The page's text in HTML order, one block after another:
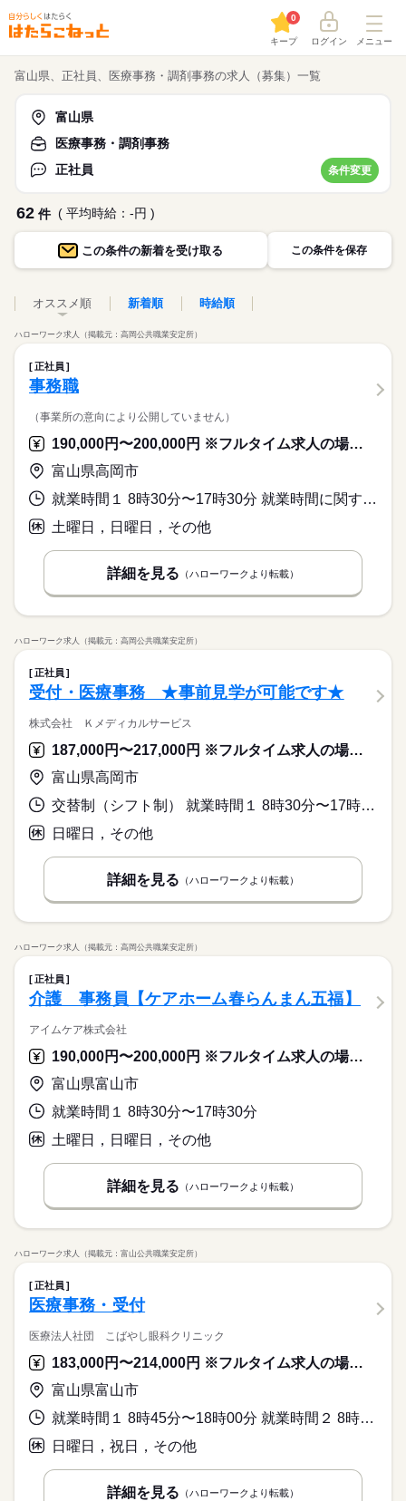
キープ
0
ログイン メニュー
富山県、正社員、医療事務・調剤事務の求人（募集）一覧
富山県
医療事務・調剤事務
正社員
条件変更
62 件 ( 平均時給：-円 )
この条件の新着を受け取る この条件を保存
オススメ順 新着順 時給順
ハローワーク求人（掲載元：高岡公共職業安定所）
正社員
事務職
（事業所の意向により公開していません）
190,000円〜200,000円 ※フルタイム求人の場合は月額（換算額）、パート求人の場合は時間額を表示しています。
富山県高岡市
就業時間１ 8時30分〜17時30分 就業時間に関する特記事項 ＊就業時間は相談に応じます。
土曜日，日曜日，その他
詳細を見る （ハローワークより転載）
ハローワーク求人（掲載元：高岡公共職業安定所）
正社員
受付・医療事務 ★事前見学が可能です★
株式会社 Ｋメディカルサービス
187,000円〜217,000円 ※フルタイム求人の場合は月額（換算額）、パート求人の場合は時間額を表示しています。
富山県高岡市
交替制（シフト制） 就業時間１ 8時30分〜17時15分 就業時間２ 8時00分〜16時45分 就業時間３ 9時15分〜18時00分 就業時間に関する特記事項 （４）９時４５分～１８時３０分
日曜日，その他
詳細を見る （ハローワークより転載）
ハローワーク求人（掲載元：高岡公共職業安定所）
正社員
介護 事務員【ケアホーム春らんまん五福】
アイムケア株式会社
190,000円〜200,000円 ※フルタイム求人の場合は月額（換算額）、パート求人の場合は時間額を表示しています。
富山県富山市
就業時間１ 8時30分〜17時30分
土曜日，日曜日，その他
詳細を見る （ハローワークより転載）
ハローワーク求人（掲載元：富山公共職業安定所）
正社員
医療事務・受付
医療法人社団 こばやし眼科クリニック
183,000円〜214,000円 ※フルタイム求人の場合は月額（換算額）、パート求人の場合は時間額を表示しています。
富山県富山市
就業時間１ 8時45分〜18時00分 就業時間２ 8時45分〜12時45分 就業時間に関する特記事項 就業時間１は月、火、水、金曜日
日曜日，祝日，その他
詳細を見る （ハローワークより転載）